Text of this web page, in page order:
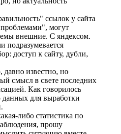
ссылок у сайта
могут
внешние. С яндексом.
подразумевается
доступ к сайту, дубли,
давно известно, но
смысл в свете последних
Как говорилось
для выработки
либо статистика по
прошу